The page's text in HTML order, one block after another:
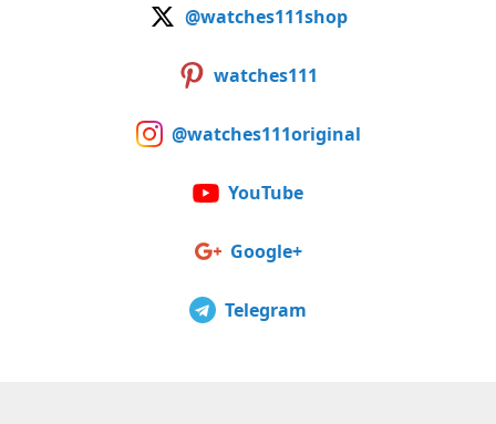
@watches111shop
watches111
@watches111original
YouTube
Google+
Telegram